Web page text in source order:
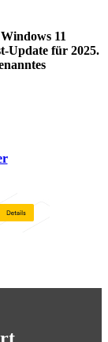
11
Update für 2025.